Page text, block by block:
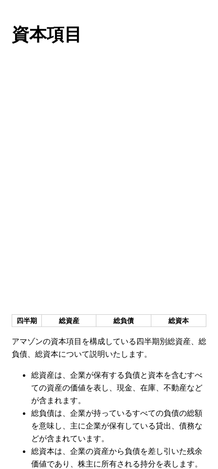
資本項目
四半期 総資産 総負債 総資本
アマゾンの資本項目を構成している四半期別総資産、総
負債、総資本について説明いたします。
総資産は、企業が保有する負債と資本を含むすべ
ての資産の価値を表し、現金、在庫、不動産など
が含まれます。
総負債は、企業が持っているすべての負債の総額
を意味し、主に企業が保有している貸出、債務な
どが含まれています。
総資本は、企業の資産から負債を差し引いた残余
価値であり、株主に所有される持分を表します。